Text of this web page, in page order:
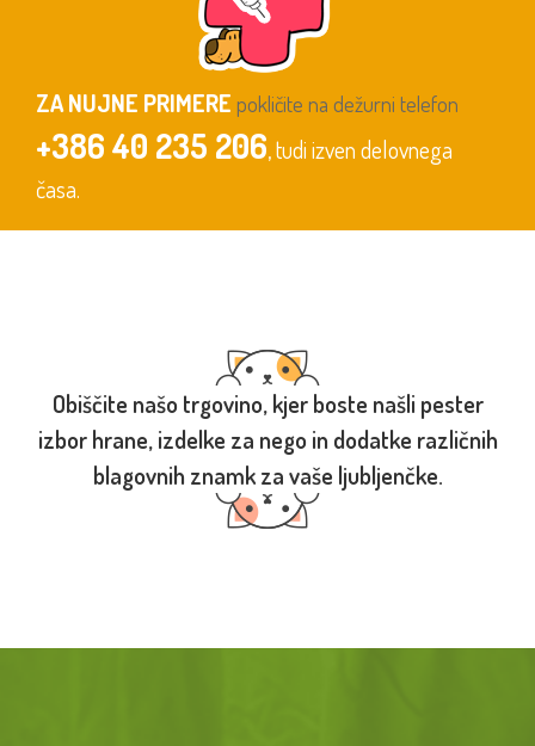
ZA NUJNE PRIMERE pokličite na dežurni telefon
+386 40 235 206, tudi izven delovnega
časa.
Obiščite našo trgovino, kjer boste našli pester
izbor hrane, izdelke za nego in dodatke različnih
blagovnih znamk za vaše ljubljenčke.